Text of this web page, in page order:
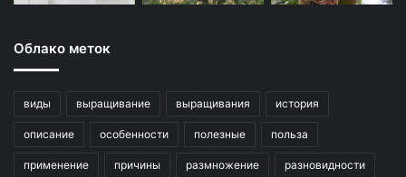
Облако меток
виды выращивание выращивания история
описание особенности полезные польза
применение причины размножение разновидности